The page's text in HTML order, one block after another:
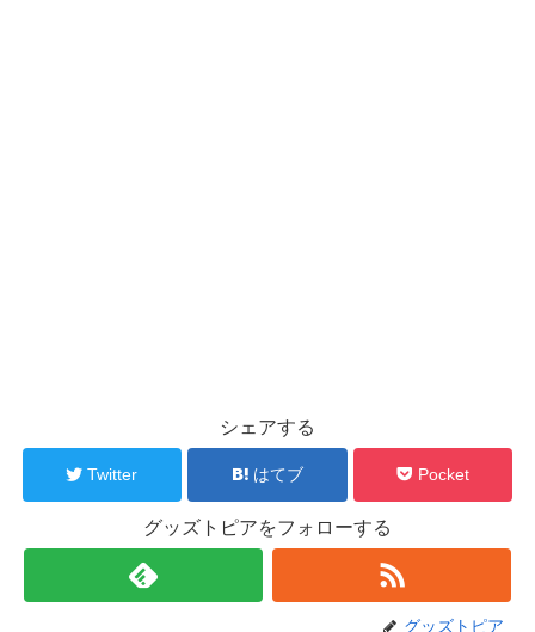
シェアする
Twitter はてブ Pocket
グッズトピアをフォローする
グッズトピア